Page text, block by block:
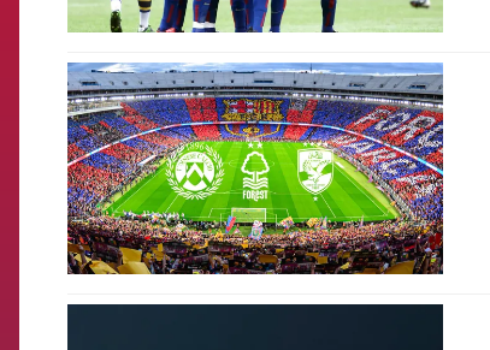
FCB Barcelona badge